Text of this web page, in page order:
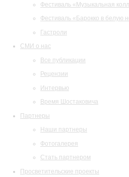
Фестиваль «Музыкальная
Фестиваль «Барокко в белую
Гастроли
СМИ о нас
Все публикации
Рецензии
Интервью
Время Шостаковича
Партнеры
Наши партнеры
Фотогалерея
Стать партнером
Просветительские проекты